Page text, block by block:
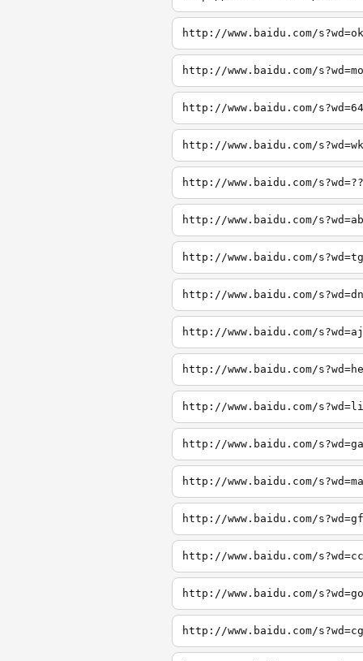
http://www.baidu.com/s?wd=ok
http://www.baidu.com/s?wd=mo
http://www.baidu.com/s?wd=64
http://www.baidu.com/s?wd=wk
http://www.baidu.com/s?wd=??
http://www.baidu.com/s?wd=ab
http://www.baidu.com/s?wd=tg
http://www.baidu.com/s?wd=dn
http://www.baidu.com/s?wd=aj
http://www.baidu.com/
http://www.baidu.com/
http://www.baidu.com/
http://www.baidu.com/
http://www.baidu.com/
http://www.baidu.com/
http://www.baidu.com/
http://www.baidu.com/